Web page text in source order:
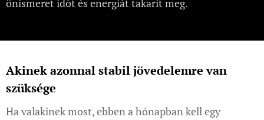
önismeret időt és energiát takarít meg.
Akinek azonnal stabil jövedelemre van
szüksége
Ha valakinek most, ebben a hónapban kell egy